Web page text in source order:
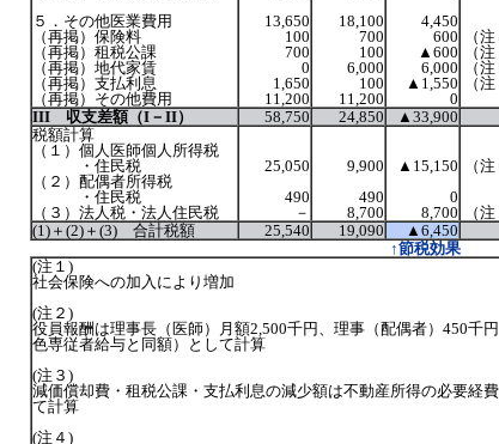
５．その他医業費用
（再掲）保険料
（再掲）租税公課
（再掲）地代家賃
（再掲）支払利息
（再掲）その他費用
13,650
100
700
0
1,650
11,200
18,100
700
100
6,000
100
11,200
4,450
600
▲600
6,000
▲1,550
0
（注
（注
（注
（注
III 収支差額（I－II）
58,750 24,850
▲33,900
税額計算
（１）個人医師個人所得税
・住民税
（２）配偶者所得税
・住民税
（３）法人税・法人住民税
25,050
490
－
9,900
490
8,700
▲15,150
0
8,700
（注
（注
(1)＋(2)＋(3) 合計税額
25,540 19,090
▲6,450
↑節税効果
(注１)
社会保険への加入により増加
(注２)
役員報酬は理事長（医師）月額2,500千円、理事（配偶者）450千
色専従者給与と同額）として計算
(注３)
減価償却費・租税公課・支払利息の減少額は不動産所得の必要経
て計算
(注４)